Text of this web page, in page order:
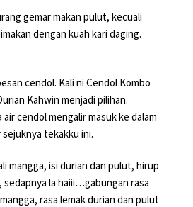
gemar makan pulut, kecuali
dengan kuah kari daging.
cendol. Kali ni Cendol Kombo
Kahwin menjadi pilihan.
cendol mengalir masuk ke dalam
tekakku ini.
mangga, isi durian dan pulut, hirup
sedapnya la haiii…gabungan rasa
rasa lemak durian dan pulut